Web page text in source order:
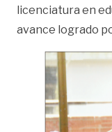
licenciatura en
avance logrado